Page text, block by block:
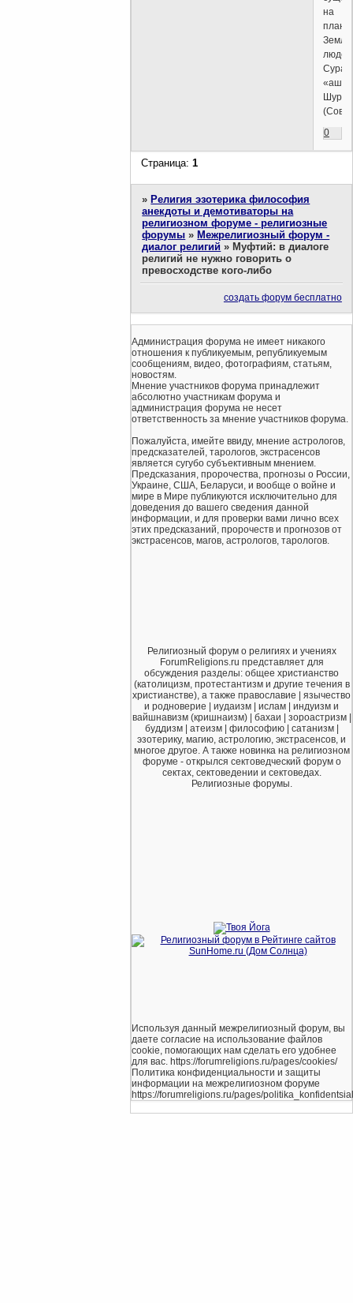
на
Земля
Сура
«аш-
Шура»
0
Страница:1
»Религия эзотерика философия
анекдоты и демотиваторы на
религиозном форуме - религиозные
форумы »Межрелигиозный форум -
диалог религий »Муфтий: в диалоге
религий не нужно говорить о
превосходстве кого-либо
создать форум бесплатно
Администрация форума не имеет никакого
отношения к публикуемым, републикуемым
сообщениям, видео, фотографиям, статьям,
новостям.
Мнение участников форума принадлежит
абсолютно участникам форума и
администрация форума не несет
ответственность за мнение участников форума.
Пожалуйста, имейте ввиду, мнение астрологов,
предсказателей, тарологов, экстрасенсов
является сугубо субъективным мнением.
Предсказания, пророчества, прогнозы о России,
Украине, США, Беларуси, и вообще о войне и
мире в Мире публикуются исключительно для
доведения до вашего сведения данной
информации, и для проверки вами лично всех
этих предсказаний, пророчеств и прогнозов от
экстрасенсов, магов, астрологов, тарологов.
Религиозный форум о религиях и учениях
ForumReligions.ru представляет для
обсуждения разделы: общее христианство
(католицизм, протестантизм и другие течения в
христианстве), а также православие | язычество
и родноверие | иудаизм | ислам | индуизм и
вайшнавизм (кришнаизм) | бахаи | зороастризм |
буддизм | атеизм | философию | сатанизм |
эзотерику, магию, астрологию, экстрасенсов, и
многое другое. А также новинка на религиозном
форуме - открылся сектоведческий форум о
сектах, сектоведении и сектоведах.
Религиозные форумы.
Используя данный межрелигиозный форум, вы
даете согласие на использование файлов
cookie, помогающих нам сделать его удобнее
для вас. https://forumreligions.ru/pages/cookies/
Политика конфиденциальности и защиты
информации на межрелигиозном форуме
https://forumreligions.ru/pages/